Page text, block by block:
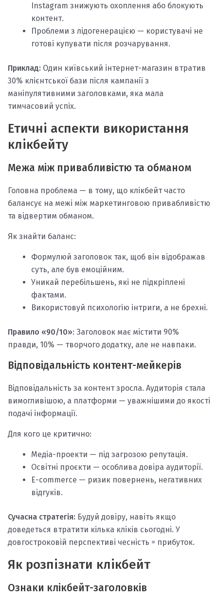
Instagram знижують охоплення або блокують
контент.
Проблеми з лідогенерацією — користувачі не
готові купувати після розчарування.
Приклад: Один київський інтернет-магазин втратив
30% клієнтської бази після кампанії з
маніпулятивними заголовками, яка мала
тимчасовий успіх.
Етичні аспекти використання
клікбейту
Межа між привабливістю та обманом
Головна проблема — в тому, що клікбейт часто
балансує на межі між маркетинговою привабливістю
та відвертим обманом.
Як знайти баланс:
Формулюй заголовок так, щоб він відображав
суть, але був емоційним.
Уникай перебільшень, які не підкріплені
фактами.
Використовуй психологію інтриги, а не брехні.
Правило «90/10»: Заголовок має містити 90%
правди, 10% — творчого додатку, але не навпаки.
Відповідальність контент-мейкерів
Відповідальність за контент зросла. Аудиторія стала
вимогливішою, а платформи — уважнішими до якості
подачі інформації.
Для кого це критично:
Медіа-проекти — під загрозою репутація.
Освітні проєкти — особлива довіра аудиторії.
Е-commerce — ризик повернень, негативних
відгуків.
Сучасна стратегія: Будуй довіру, навіть якщо
доведеться втратити кілька кліків сьогодні. У
довгостроковій перспективі чесність = прибуток.
Як розпізнати клікбейт
Ознаки клікбейт-заголовків